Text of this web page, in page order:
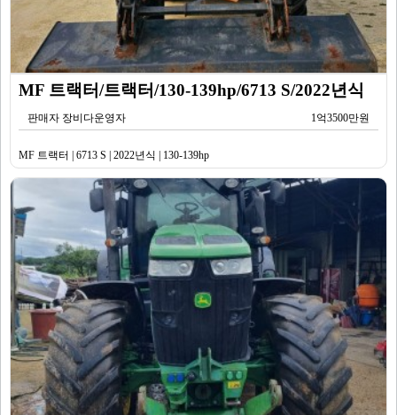
MF 트랙터/트랙터/130-139hp/6713 S/2022년식
판매자 장비다운영자 1억3500만원
MF 트랙터 | 6713 S | 2022년식 | 130-139hp